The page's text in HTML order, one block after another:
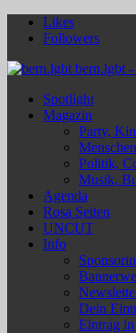
Likes
Followers
bern.lgbt -
Spotlight
Magazin
Party,
Politik,
Musik,
Agenda
Rosa Seiten
UNCUT
Info
Dein
Eintrag